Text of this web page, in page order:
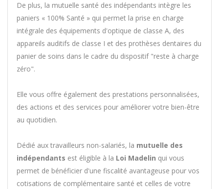
De plus, la mutuelle santé des indépendants intègre les
paniers « 100% Santé » qui permet la prise en charge
intégrale des équipements d'optique de classe A, des
appareils auditifs de classe I et des prothèses dentaires du
panier de soins dans le cadre du dispositif "reste à charge
zéro".
Elle vous offre également des prestations personnalisées,
des actions et des services pour améliorer votre bien-être
au quotidien.
Dédié aux travailleurs non-salariés, la mutuelle des
indépendants est éligible à la Loi Madelin qui vous
permet de bénéficier d'une fiscalité avantageuse pour vos
cotisations de complémentaire santé et celles de votre